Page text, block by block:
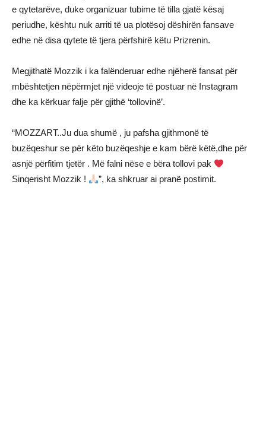
e qytetarëve, duke organizuar tubime të tilla gjatë kësaj
periudhe, kështu nuk arriti të ua plotësoj dëshirën fansave
edhe në disa qytete të tjera përfshirë këtu Prizrenin.
Megjithatë Mozzik i ka falënderuar edhe njëherë fansat për
mbështetjen nëpërmjet një videoje të postuar në Instagram
dhe ka kërkuar falje për gjithë ‘tollovinë’.
“MOZZART..Ju dua shumë , ju pafsha gjithmonë të
buzëqeshur se për këto buzëqeshje e kam bërë këtë,dhe për
asnjë përfitim tjetër . Më falni nëse e bëra tollovi pak
Sinqerisht Mozzik !
”, ka shkruar ai pranë postimit.